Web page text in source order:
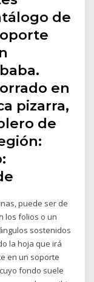
de
en
pizarra,
de
puede ser de
los folios o un
sostenidos
la hoja que irá
en un soporte
fondo suele